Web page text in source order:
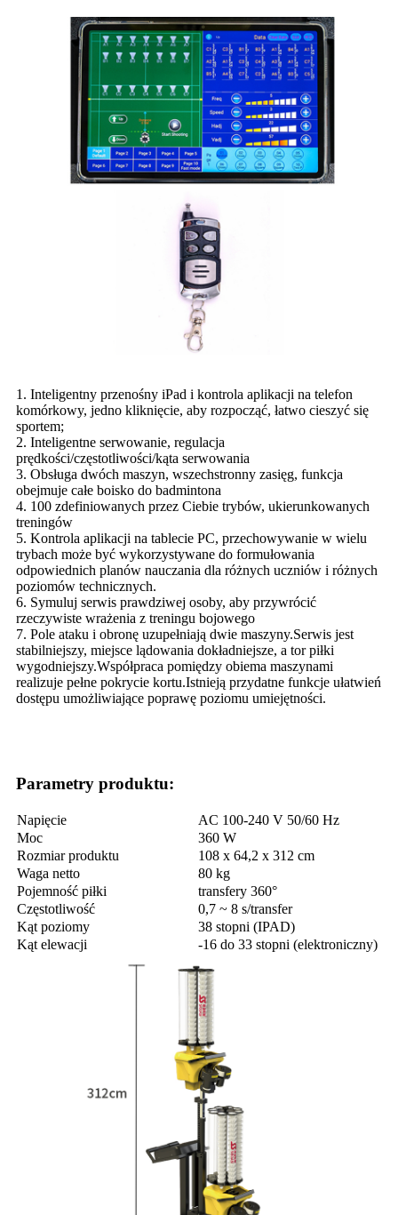
1. Inteligentny przenośny iPad i kontrola aplikacji na telefon
komórkowy, jedno kliknięcie, aby rozpocząć, łatwo cieszyć się
sportem;
2. Inteligentne serwowanie, regulacja
prędkości/częstotliwości/kąta serwowania
3. Obsługa dwóch maszyn, wszechstronny zasięg, funkcja
obejmuje całe boisko do badmintona
4. 100 zdefiniowanych przez Ciebie trybów, ukierunkowanych
treningów
5. Kontrola aplikacji na tablecie PC, przechowywanie w wielu
trybach może być wykorzystywane do formułowania
odpowiednich planów nauczania dla różnych uczniów i różnych
poziomów technicznych.
6. Symuluj serwis prawdziwej osoby, aby przywrócić
rzeczywiste wrażenia z treningu bojowego
7. Pole ataku i obronę uzupełniają dwie maszyny.Serwis jest
stabilniejszy, miejsce lądowania dokładniejsze, a tor piłki
wygodniejszy.Współpraca pomiędzy obiema maszynami
realizuje pełne pokrycie kortu.Istnieją przydatne funkcje ułatwień
dostępu umożliwiające poprawę poziomu umiejętności.
Parametry produktu:
Napięcie
AC 100-240 V 50/60 Hz
Moc
360 W
Rozmiar produktu
108 x 64,2 x 312 cm
Waga netto
80 kg
Pojemność piłki
transfery 360°
Częstotliwość
0,7 ~ 8 s/transfer
Kąt poziomy
38 stopni (IPAD)
Kąt elewacji
-16 do 33 stopni (elektroniczny)